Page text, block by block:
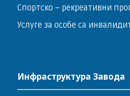
Спортско – ­рекреативни
Услуге за особе са
Инфраструктура Завода